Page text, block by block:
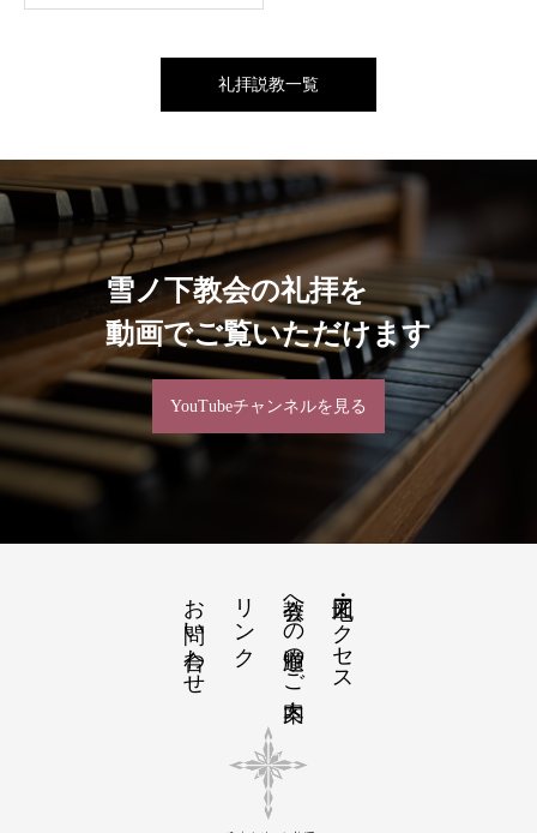
礼拝説教一覧
雪ノ下教会の礼拝を
動画でご覧いただけます
YouTubeチャンネルを見る
地図・アクセス
教会への道順のご案内
リンク
お問い合わせ